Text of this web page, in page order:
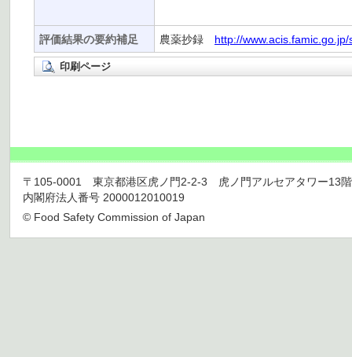
評価結果の要約補足 農薬抄録 http://
印刷ページ
〒105-0001 東京都港区虎ノ門2-2-3 虎ノ門アルセアタワー13
内閣府法人番号 2000012010019
© Food Safety Commission of Japan